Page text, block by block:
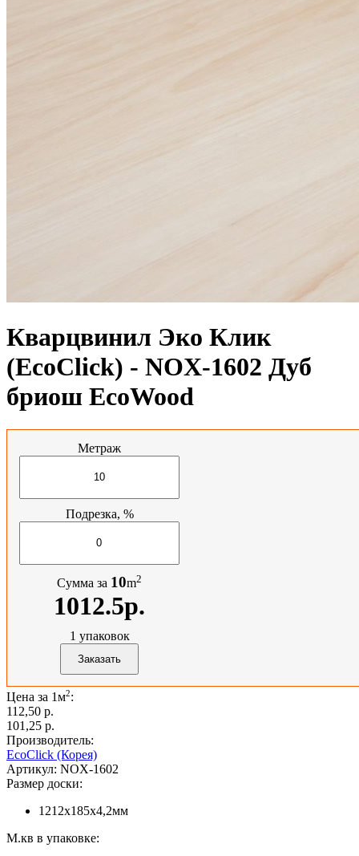
Кварцвинил Эко Клик
(EcoClick) - NOX-1602 Дуб
бриош EcoWood
Метраж
Подрезка, %
Сумма за 10m2
1012.5р.
1 упаковок
Цена за 1м2:
112,50 p.
101,25 p.
Производитель:
EcoClick (Корея)
Артикул: NOX-1602
Размер доски:
1212х185х4,2мм
М.кв в упаковке: